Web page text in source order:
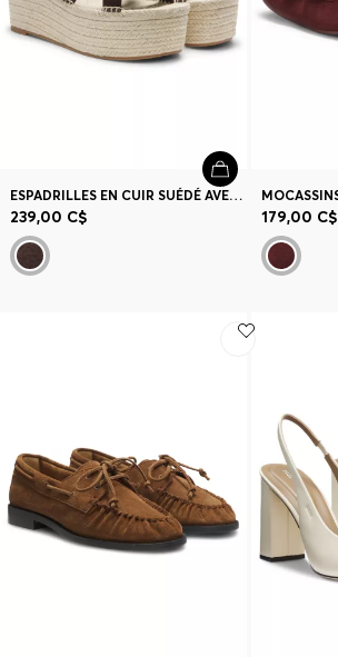
ESPADRILLES EN CUIR SUÉDÉ AVEC MONOGRAMME DOUBLE B
239,00 C$ 179,00 C$